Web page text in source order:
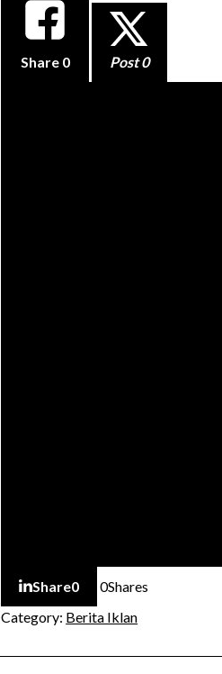
Share 0 Post 0
Share0 0Shares
Category: Berita Iklan